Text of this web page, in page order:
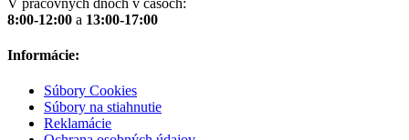
8:00-12:00 a 13:00-17:00
Informácie:
Súbory Cookies
Súbory na stiahnutie
Reklamácie